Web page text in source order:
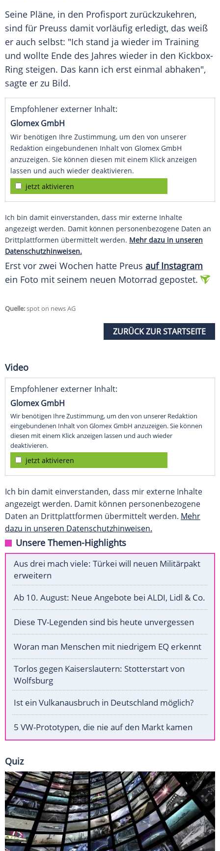
Seine Pläne, in den Profisport zurückzukehren,
sind für Preuss damit vorläufig erledigt, das weiß
er auch selbst: "Ich stand ja wieder im Training
und wollte Ende des Jahres wieder in den Kickbox-
Ring steigen. Das kann ich erst einmal abhaken",
sagte er zu Bild.
Empfohlener externer Inhalt:
Glomex GmbH
Wir benötigen Ihre Zustimmung, um den von unserer
Redaktion eingebundenen Inhalt von Glomex GmbH
anzuzeigen. Sie können diesen mit einem Klick anzeigen
lassen und auch wieder deaktivieren.
jetzt aktivieren
Ich bin damit einverstanden, dass mir externe Inhalte
angezeigt werden. Damit können personenbezogene Daten an
Drittplattformen übermittelt werden. Mehr dazu in unseren
Datenschutzhinweisen.
Erst vor zwei Wochen hatte Preus auf Instagram
ein Foto mit seinem neuen Motorrad gepostet.
Quelle:spot on news AG
ZURÜCK ZUR STARTSEITE
Video
Empfohlener externer Inhalt:
Glomex GmbH
Wir benötigen Ihre Zustimmung, um den von unserer Redaktion
eingebundenen Inhalt von Glomex GmbH anzuzeigen. Sie können
diesen mit einem Klick anzeigen lassen und auch wieder
deaktivieren.
jetzt aktivieren
Ich bin damit einverstanden, dass mir externe Inhalte
angezeigt werden. Damit können personenbezogene
Daten an Drittplattformen übermittelt werden. Mehr
dazu in unseren Datenschutzhinweisen.
Unsere Themen-Highlights
Aus drei mach viele: Türkei will neuen Militärpakt
erweitern
Ab 10. August: Neue Angebote bei ALDI, Lidl & Co.
Diese TV-Legenden sind bis heute unvergessen
Woran man Menschen mit niedrigem EQ erkennt
Torlos gegen Kaiserslautern: Stotterstart von
Wolfsburg
Ist ein Vulkanausbruch in Deutschland möglich?
5 VW-Prototypen, die nie auf den Markt kamen
Quiz